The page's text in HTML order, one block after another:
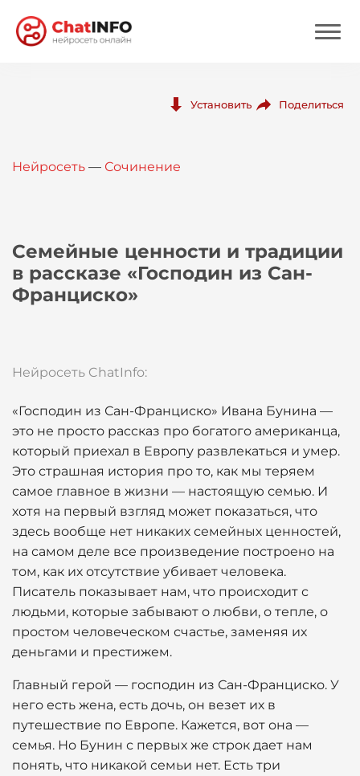
Вход
Установить Поделиться
Нейросеть — Сочинение
Семейные ценности и традиции
в рассказе «Господин из Сан-
Франциско»
Нейросеть ChatInfo:
«Господин из Сан-Франциско» Ивана Бунина —
это не просто рассказ про богатого американца,
который приехал в Европу развлекаться и умер.
Это страшная история про то, как мы теряем
самое главное в жизни — настоящую семью. И
хотя на первый взгляд может показаться, что
здесь вообще нет никаких семейных ценностей,
на самом деле все произведение построено на
том, как их отсутствие убивает человека.
Писатель показывает нам, что происходит с
людьми, которые забывают о любви, о тепле, о
простом человеческом счастье, заменяя их
деньгами и престижем.
Главный герой — господин из Сан-Франциско. У
него есть жена, есть дочь, он везет их в
путешествие по Европе. Кажется, вот она —
семья. Но Бунин с первых же строк дает нам
понять, что никакой семьи нет. Есть три